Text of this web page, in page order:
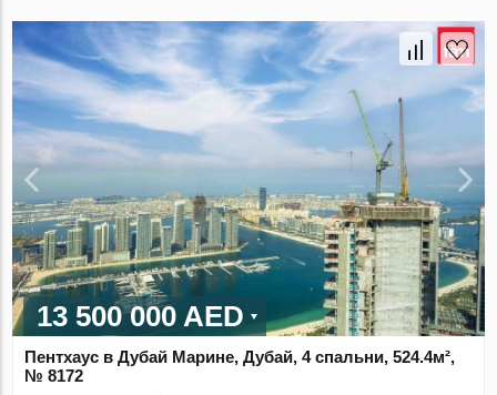
13 500 000 AED
Пентхаус в Дубай Марине, Дубай, 4 спальни, 524.4м²,
№ 8172